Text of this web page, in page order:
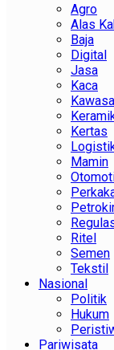
Agro
Alas
Baja
Digital
Jasa
Kaca
Kertas
Mamin
Ritel
Semen
Tekstil
Nasional
Politik
Hukum
Pariwisata